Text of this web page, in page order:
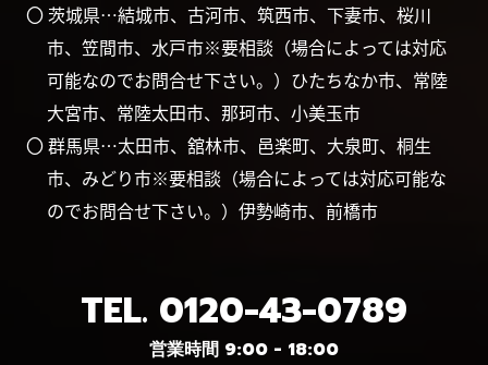
〇 茨城県…結城市、古河市、筑西市、下妻市、桜川
市、笠間市、水戸市※要相談（場合によっては対応
可能なのでお問合せ下さい。）ひたちなか市、常陸
大宮市、常陸太田市、那珂市、小美玉市
〇 群馬県…太田市、舘林市、邑楽町、大泉町、桐生
市、みどり市※要相談（場合によっては対応可能な
のでお問合せ下さい。）伊勢崎市、前橋市
TEL. 0120-43-0789
営業時間 9:00 - 18:00